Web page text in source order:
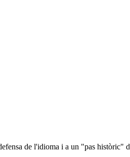
de l'idioma i a un "pas històric"